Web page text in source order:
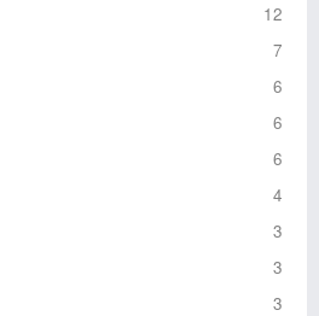
12
7
6
6
6
4
3
3
3